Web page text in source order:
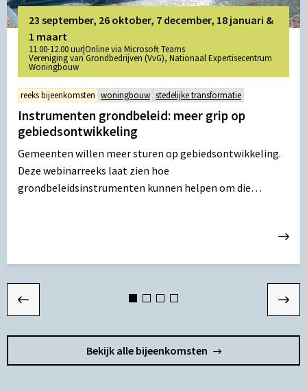
23 september, 26 oktober, 7 december, 18 januari &
1 maart
11.00-12.00 uur|Online via Microsoft Teams
Vereniging van Grondbedrijven (VvG), Nationaal Expertisecentrum
Woningbouw
reeks bijeenkomsten woningbouw stedelijke transformatie
Instrumenten grondbeleid: meer grip op
gebiedsontwikkeling
Gemeenten willen meer sturen op gebiedsontwikkeling.
Deze webinarreeks laat zien hoe
grondbeleidsinstrumenten kunnen helpen om die
meer
over
Bekijk alle bijeenkomsten